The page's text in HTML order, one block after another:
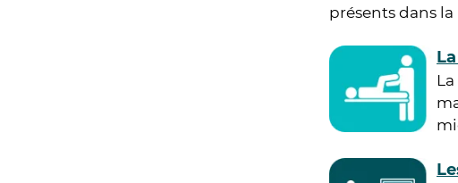
présents dans